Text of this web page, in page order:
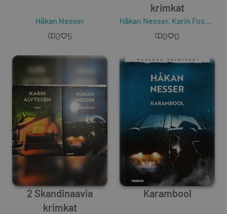
Håkan Nesser
0 5
krimkat
Håkan Nesser, Karin Fossum
0 0
2 Skandinaavia
krimkat
Karambool